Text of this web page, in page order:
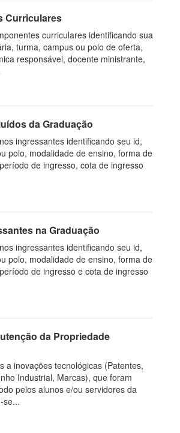
Curriculares
curriculares identificando sua
turma, campus ou polo de oferta,
responsável, docente ministrante,
da Graduação
ingressantes identificando seu id,
polo, modalidade de ensino, forma de
de ingresso, cota de ingresso
na Graduação
ingressantes identificando seu id,
polo, modalidade de ensino, forma de
de ingresso e cota de ingresso
da Propriedade
a inovações tecnológicas (Patentes,
Industrial, Marcas), que foram
pelos alunos e/ou servidores da
se...